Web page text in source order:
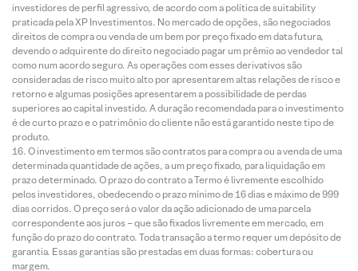
investidores de perfil agressivo, de acordo com a política de suitability
praticada pela XP Investimentos. No mercado de opções, são negociados
direitos de compra ou venda de um bem por preço fixado em data futura,
devendo o adquirente do direito negociado pagar um prêmio ao vendedor tal
como num acordo seguro. As operações com esses derivativos são
consideradas de risco muito alto por apresentarem altas relações de risco e
retorno e algumas posições apresentarem a possibilidade de perdas
superiores ao capital investido. A duração recomendada para o investimento
é de curto prazo e o patrimônio do cliente não está garantido neste tipo de
produto.
O investimento em termos são contratos para compra ou a venda de uma
determinada quantidade de ações, a um preço fixado, para liquidação em
prazo determinado. O prazo do contrato a Termo é livremente escolhido
pelos investidores, obedecendo o prazo mínimo de 16 dias e máximo de 999
dias corridos. O preço será o valor da ação adicionado de uma parcela
correspondente aos juros – que são fixados livremente em mercado, em
função do prazo do contrato. Toda transação a termo requer um depósito de
garantia. Essas garantias são prestadas em duas formas: cobertura ou
margem.